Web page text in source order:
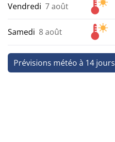
Vendredi 7 août
Samedi 8 août
Prévisions météo à 14 jours